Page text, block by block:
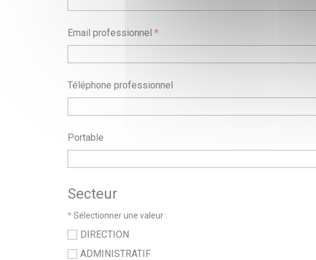
Email professionnel *
Téléphone professionnel
Portable
Secteur
*Sélectionner une valeur :
DIRECTION
ADMINISTRATIF